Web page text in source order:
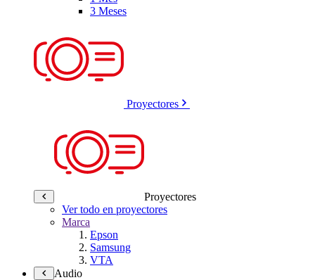
3 Meses
Proyectores
Proyectores
Ver todo en proyectores
Marca
Epson
Samsung
VTA
Audio